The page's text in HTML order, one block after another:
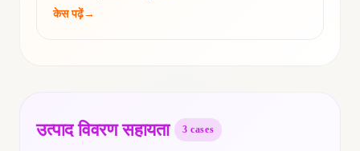
केस पढ़ें→
उत्पाद विवरण सहायता 3 cases